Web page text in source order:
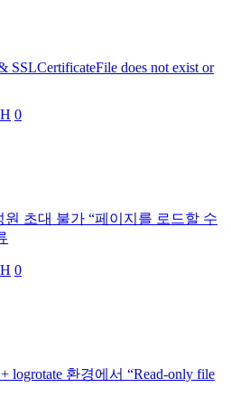
does not exist or
0
초대 불가 “페이지를 로드할 수
0
logrotate 환경에서 “Read-only file